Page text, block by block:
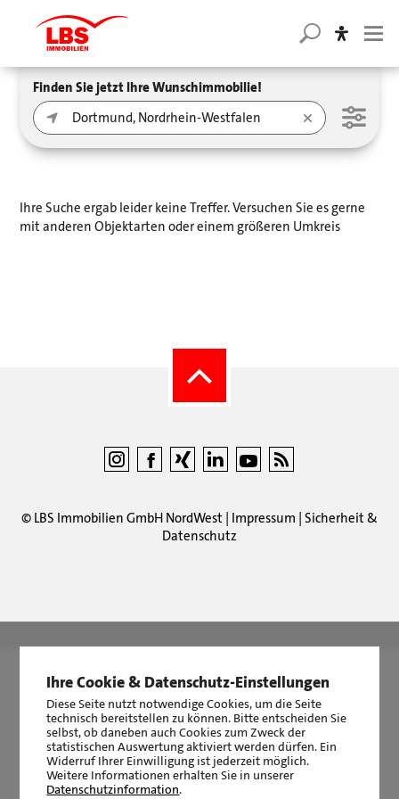
Finden Sie jetzt Ihre Wunschimmobilie!
Ihre Suche ergab leider keine Treffer. Versuchen Sie es gerne
mit anderen Objektarten oder einem größeren Umkreis
© LBS Immobilien GmbH NordWest | Impressum | Sicherheit &
Datenschutz
|2510Bewertungen auf ProvenExpert.com
Ihre Cookie & Datenschutz-Einstellungen
Diese Seite nutzt notwendige Cookies, um die Seite
technisch bereitstellen zu können. Bitte entscheiden Sie
selbst, ob daneben auch Cookies zum Zweck der
statistischen Auswertung aktiviert werden dürfen. Ein
Widerruf Ihrer Einwilligung ist jederzeit möglich.
Weitere Informationen erhalten Sie in unserer
Datenschutzinformation.